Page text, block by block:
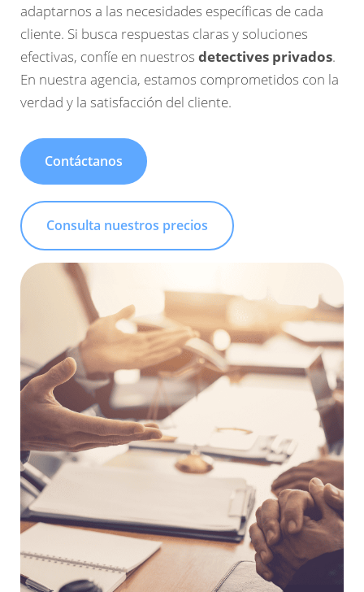
adaptarnos a las necesidades específicas de cada
cliente. Si busca respuestas claras y soluciones
efectivas, confíe en nuestros detectives privados.
En nuestra agencia, estamos comprometidos con la
verdad y la satisfacción del cliente.
Contáctanos
Consulta nuestros precios